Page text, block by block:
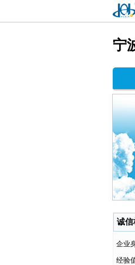
制冷大
宁
诚信
企业
经验